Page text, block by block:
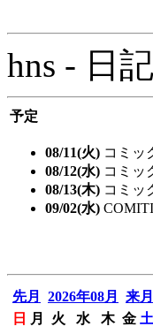
hns - 日
予定
08/11(火) コミッ
08/12(水) コミッ
08/13(木) コミッ
09/02(水)
先月 2026年08月
来月
日
月 火 水 木 金 土